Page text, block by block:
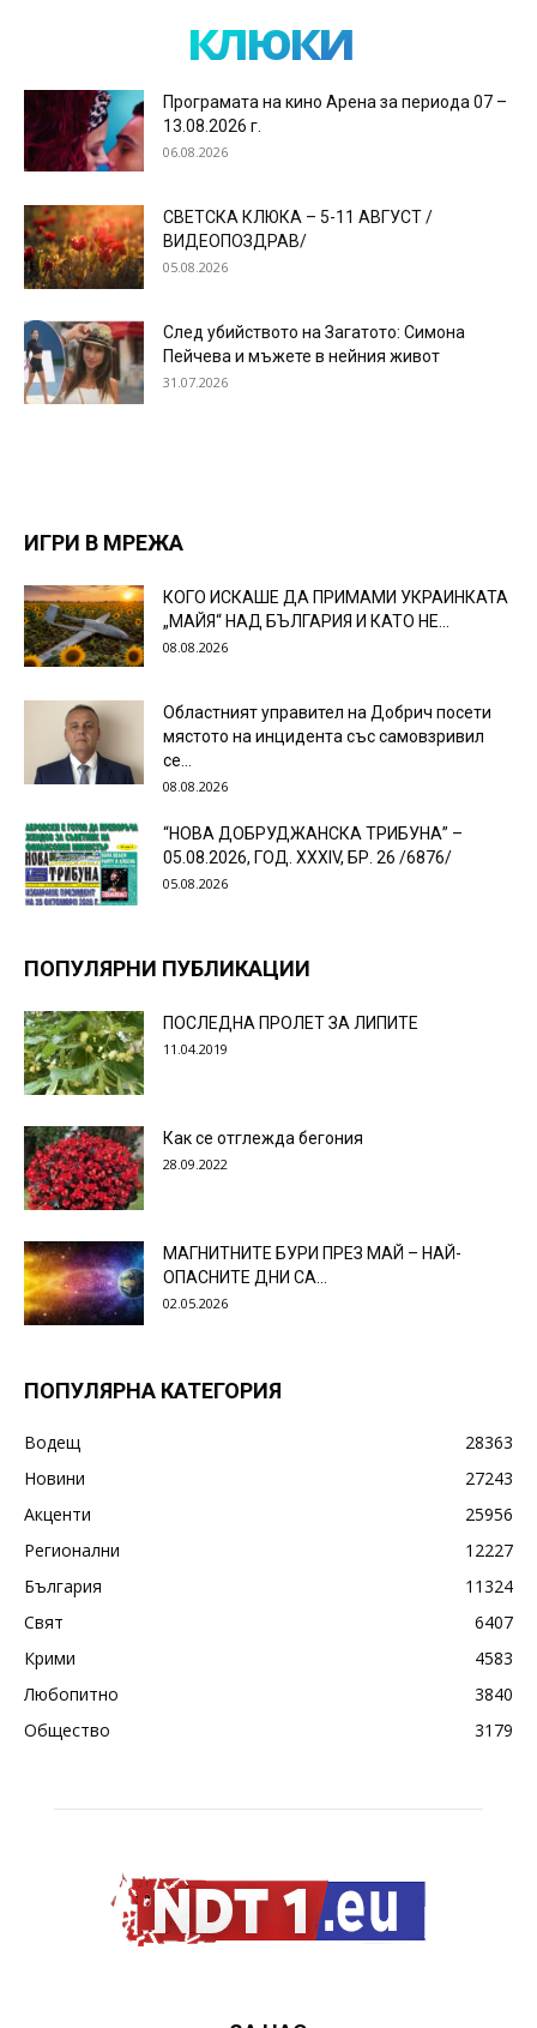
клюки
Програмата на кино Арена за периода 07 –
13.08.2026 г.
06.08.2026
СВЕТСКА КЛЮКА – 5-11 АВГУСТ /
ВИДЕОПОЗДРАВ/
05.08.2026
След убийството на Загатото: Симона
Пейчева и мъжете в нейния живот
31.07.2026
ИГРИ В МРЕЖА
КОГО ИСКАШЕ ДА ПРИМАМИ УКРАИНКАТА
„МАЙЯ“ НАД БЪЛГАРИЯ И КАТО НЕ...
08.08.2026
Областният управител на Добрич посети
мястото на инцидента със самовзривил
се...
08.08.2026
“НОВА ДОБРУДЖАНСКА ТРИБУНА” –
05.08.2026, ГОД. XXХIV, БР. 26 /6876/
05.08.2026
ПОПУЛЯРНИ ПУБЛИКАЦИИ
ПОСЛЕДНА ПРОЛЕТ ЗА ЛИПИТЕ
11.04.2019
Как се отглежда бегония
28.09.2022
МАГНИТНИТЕ БУРИ ПРЕЗ МАЙ – НАЙ-
ОПАСНИТЕ ДНИ СА…
02.05.2026
ПОПУЛЯРНА КАТЕГОРИЯ
Водещ
28363
Новини
27243
Акценти
25956
Регионални
12227
България
11324
Свят
6407
Крими
4583
Любопитно
3840
Общество
3179